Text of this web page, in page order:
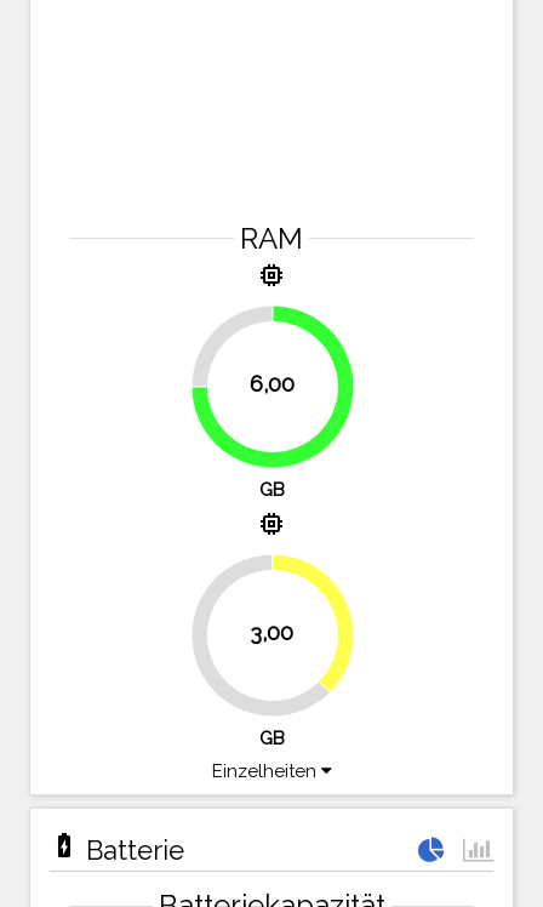
RAM
memory
6,00
25%
75%
GB
memory
3,00
62.5%
37.5%
GB
Einzelheiten
battery_charging_full Batterie